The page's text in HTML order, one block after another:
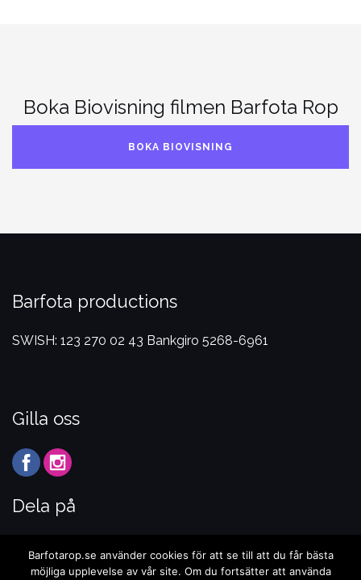
Boka Biovisning filmen Barfota Rop
BOKA BIOVISNING
Barfota productions
SWISH: 123 270 02 43 Bankgiro 5268-6961
Gilla oss
Dela på
Barfotarop.se använder cookies för att se till att du får bästa
möjliga upplevelse av vår site. Om du fortsätter att använda